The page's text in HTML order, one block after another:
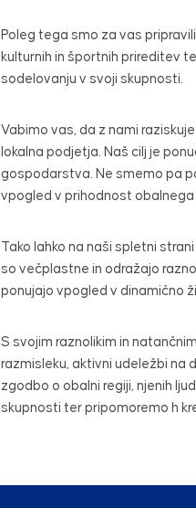
Poleg tega smo za vas
kulturnih in športnih prireditev
sodelovanju v svoji skupnosti.
Vabimo vas, da z nami
lokalna podjetja. Naš cilj je
gospodarstva. Ne smemo pa
vpogled v prihodnost obalnega
Tako lahko na naši spletni
so večplastne in odražajo
ponujajo vpogled v dinamično
S svojim raznolikim in
razmisleku, aktivni udeležbi na
zgodbo o obalni regiji, njenih
skupnosti ter pripomoremo h